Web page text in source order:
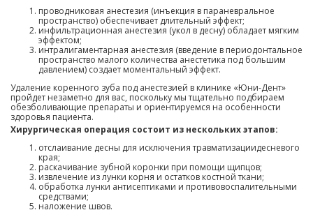
проводниковая анестезия (инъекция в параневральное
пространство) обеспечивает длительный эффект;
инфильтрационная анестезия (укол в десну) обладает мягким
эффектом;
интралигаментарная анестезия (введение в периодонтальное
пространство малого количества анестетика под большим
давлением) создает моментальный эффект.
Удаление коренного зуба под анестезией в клинике «Юни-Дент»
пройдет незаметно для вас, поскольку мы тщательно подбираем
обезболивающие препараты и ориентируемся на особенности
здоровья пациента.
Хирургическая операция состоит из нескольких этапов:
отслаивание десны для исключения травматизациидесневого
края;
раскачивание зубной коронки при помощи щипцов;
извлечение из лунки корня и остатков костной ткани;
обработка лунки антисептиками и противовоспалительными
средствами;
наложение швов.